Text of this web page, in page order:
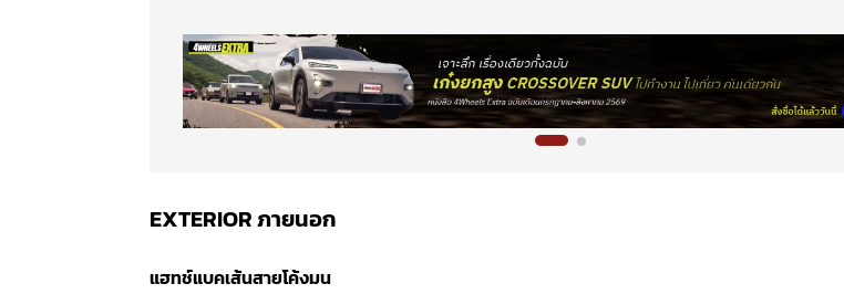
EXTERIORภายนอก
แฮทช์แบคเส้นสายโค้งมน